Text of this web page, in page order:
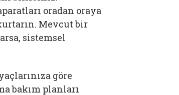
oradan oraya
Mevcut bir
sistemsel
göre
bakım planları